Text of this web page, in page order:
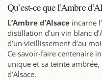
Qu’est-ce que l’Ambre
L’Ambre d’Alsace incarne
distillation d’un vin blanc
d’un vieillissement d’au
Ce savoir-faire centenaire
unique et sa teinte
d’Alsace.